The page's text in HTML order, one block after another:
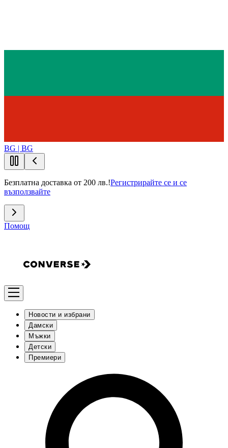
BG | BG
Безплатна доставка от 200 лв.!Регистрирайте се и се
възползвайте
Помощ
Новости и избрани
Дамски
Мъжки
Детски
Премиери